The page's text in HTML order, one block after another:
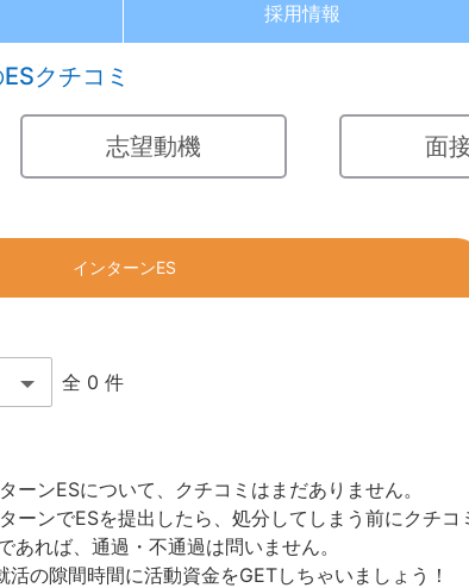
採用情報
クチコミ
志望動機 面
インターンES
全 0 件
ーンESについて、クチコミはまだありません。
ーンでESを提出したら、処分してしまう前にクチコ
あれば、通過・不通過は問いません。
活の隙間時間に活動資金をGETしちゃいましょう！